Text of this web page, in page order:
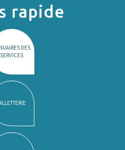
rapide
DES
SERVICES